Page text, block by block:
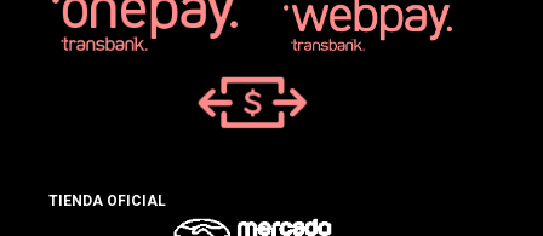
TIENDA OFICIAL